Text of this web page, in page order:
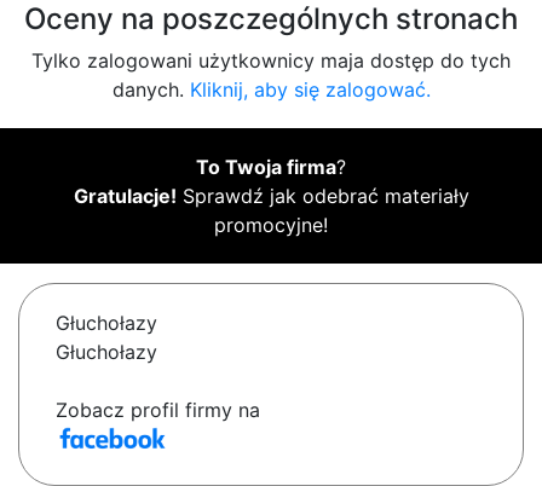
Oceny na poszczególnych stronach
Tylko zalogowani użytkownicy maja dostęp do tych
danych. Kliknij, aby się zalogować.
To Twoja firma?
Gratulacje! Sprawdź jak odebrać materiały
promocyjne!
Głuchołazy
Głuchołazy
Zobacz profil firmy na